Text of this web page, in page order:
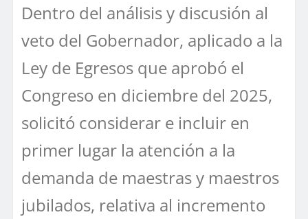
Dentro del análisis y discusión al
veto del Gobernador, aplicado a la
Ley de Egresos que aprobó el
Congreso en diciembre del 2025,
solicitó considerar e incluir en
primer lugar la atención a la
demanda de maestras y maestros
jubilados, relativa al incremento